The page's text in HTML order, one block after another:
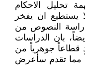
تحليل الاحكام
يستطيع ان يفخر
دراسة النصوص من
بان الدراسات
قطاعاً جوهرياً من
وانطلاقاً مما تقدم سأعرض